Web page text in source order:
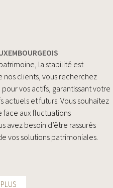
la stabilité est
clients, vous recherchez
vos actifs, garantissant votre
et futurs. Vous souhaitez
aux fluctuations
avez besoin d’être rassurés
vos solutions patrimoniales.